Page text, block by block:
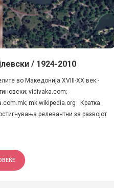
/ 1924-2010
во Македонија XVIII-XX век -
vidivaka.com;
mk.wikipedia.org Кратка
релевантни за развојот